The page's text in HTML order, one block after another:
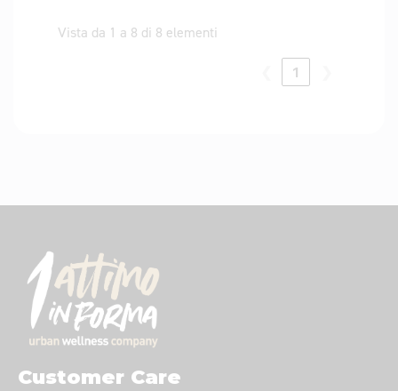
Vista da 1 a 8 di 8 elementi
1
Customer Care